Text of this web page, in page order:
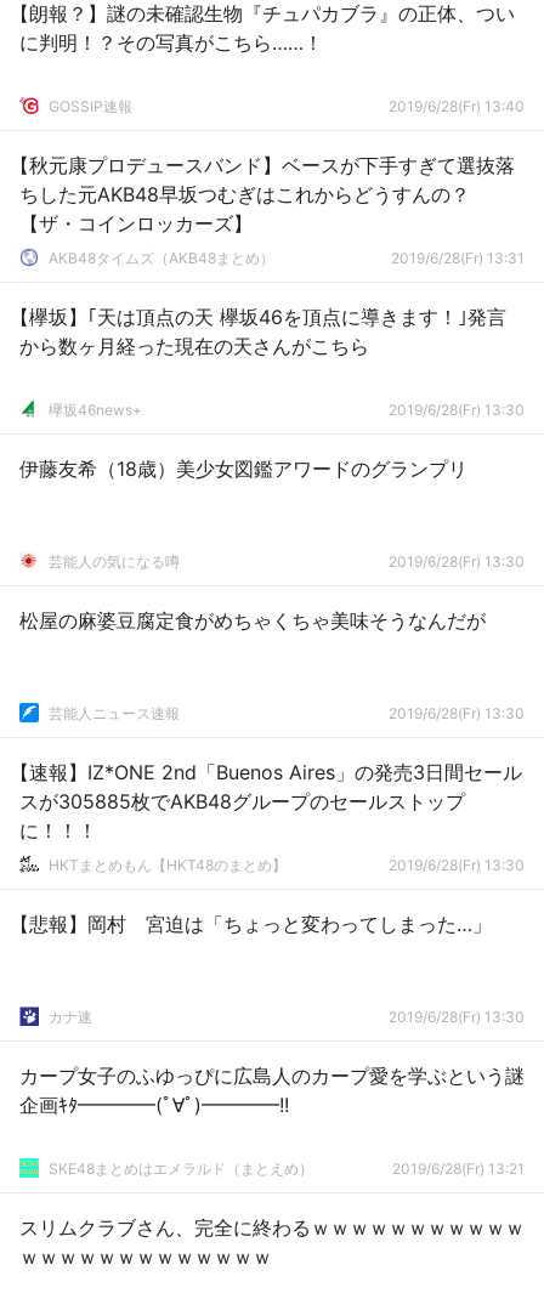
【朗報？】謎の未確認生物『チュパカブラ』の正体、つい
に判明！？その写真がこちら……！
GOSSIP速報 2019/6/28(Fr) 13:40
【秋元康プロデュースバンド】ベースが下手すぎて選抜落
ちした元AKB48早坂つむぎはこれからどうすんの？
【ザ・コインロッカーズ】
AKB48タイムズ（AKB48まとめ） 2019/6/28(Fr) 13:31
【欅坂】｢天は頂点の天 欅坂46を頂点に導きます！｣発言
から数ヶ月経った現在の天さんがこちら
欅坂46news+ 2019/6/28(Fr) 13:30
伊藤友希（18歳）美少女図鑑アワードのグランプリ
芸能人の気になる噂 2019/6/28(Fr) 13:30
松屋の麻婆豆腐定食がめちゃくちゃ美味そうなんだが
芸能人ニュース速報 2019/6/28(Fr) 13:30
【速報】IZ*ONE 2nd「Buenos Aires」の発売3日間セール
スが305885枚でAKB48グループのセールストップ
に！！！
HKTまとめもん【HKT48のまとめ】 2019/6/28(Fr) 13:30
【悲報】岡村 宮迫は「ちょっと変わってしまった…」
カナ速 2019/6/28(Fr) 13:30
カープ女子のふゆっぴに広島人のカープ愛を学ぶという謎
企画ｷﾀ━━━━(ﾟ∀ﾟ)━━━━!!
SKE48まとめはエメラルド（まとえめ） 2019/6/28(Fr) 13:21
スリムクラブさん、完全に終わるｗｗｗｗｗｗｗｗｗｗｗ
ｗｗｗｗｗｗｗｗｗｗｗｗｗ